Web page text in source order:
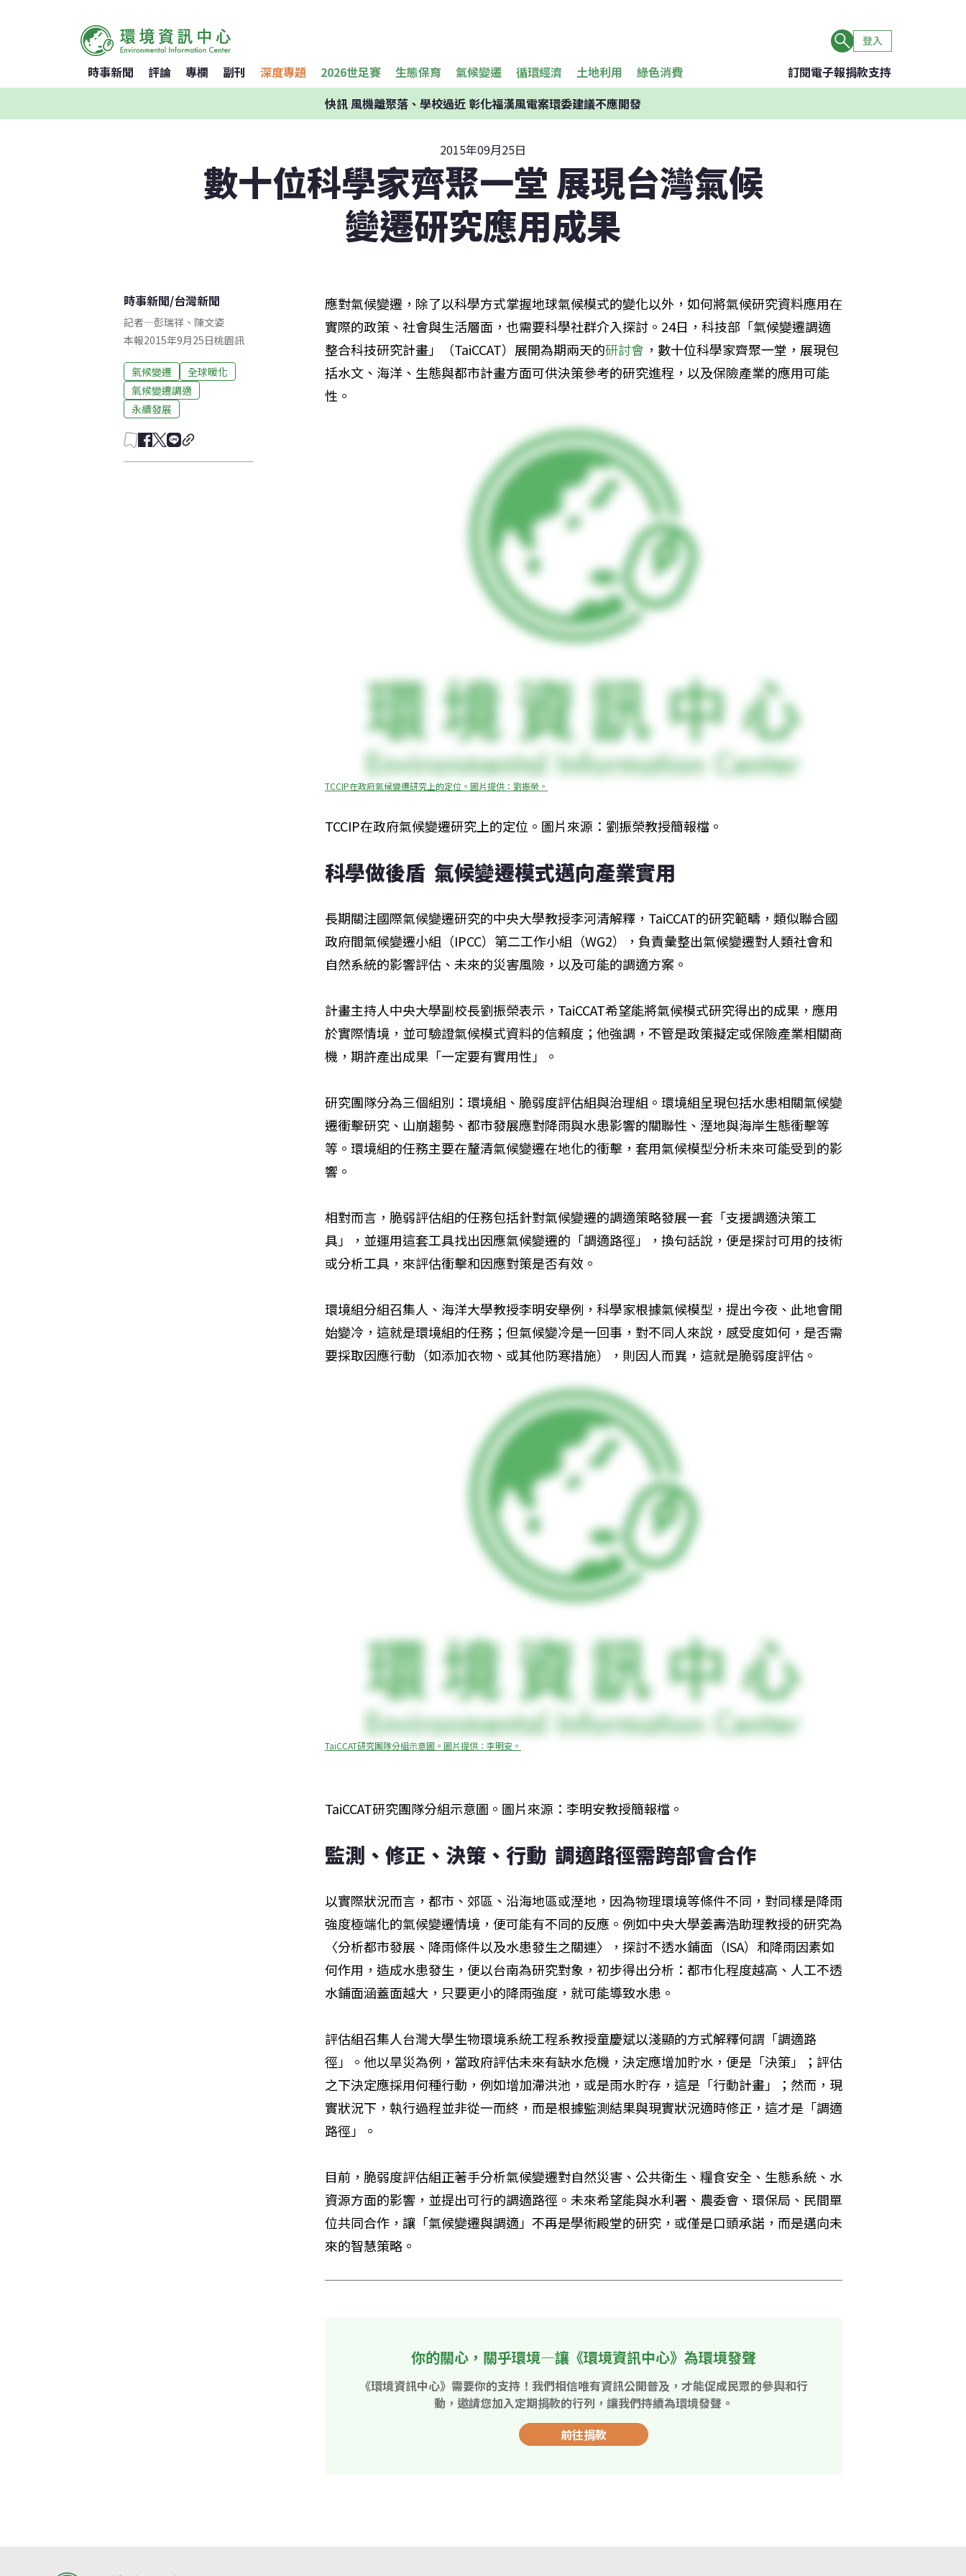
登入
時事新聞 評論 專欄 副刊 深度專題 2026世足賽 生態保育 氣候變遷 循環經濟 土地利用 綠色消費 訂閱電子報捐款支持
快訊風機離聚落、學校過近 彰化福漢風電案環委建議不應開發
2015年09月25日
數十位科學家齊聚一堂 展現台灣氣候
變遷研究應用成果
時事新聞/台灣新聞
記者—彭瑞祥 、 陳文姿
本報2015年9月25日桃園訊
氣候變遷
全球暖化
氣候變遷調適
永續發展
應對氣候變遷，除了以科學方式掌握地球氣候模式的變化以外，如何將氣候研究資料應用在
實際的政策、社會與生活層面，也需要科學社群介入探討。24日，科技部「氣候變遷調適
整合科技研究計畫」（TaiCCAT）展開為期兩天的研討會 ，數十位科學家齊聚一堂，展現包
括水文、海洋、生態與都市計畫方面可供決策參考的研究進程，以及保險產業的應用可能
性。
TCCIP在政府氣候變遷研究上的定位。圖片提供：劉振榮。
TCCIP在政府氣候變遷研究上的定位。圖片來源：劉振榮教授簡報檔。
科學做後盾  氣候變遷模式邁向產業實用
長期關注國際氣候變遷研究的中央大學教授李河清解釋，TaiCCAT的研究範疇，類似聯合國
政府間氣候變遷小組（IPCC）第二工作小組（WG2），負責彙整出氣候變遷對人類社會和
自然系統的影響評估、未來的災害風險，以及可能的調適方案。
計畫主持人中央大學副校長劉振榮表示，TaiCCAT希望能將氣候模式研究得出的成果，應用
於實際情境，並可驗證氣候模式資料的信賴度；他強調，不管是政策擬定或保險產業相關商
機，期許產出成果「一定要有實用性」。
研究團隊分為三個組別：環境組、脆弱度評估組與治理組。環境組呈現包括水患相關氣候變
遷衝擊研究、山崩趨勢、都市發展應對降雨與水患影響的關聯性、溼地與海岸生態衝擊等
等。環境組的任務主要在釐清氣候變遷在地化的衝擊，套用氣候模型分析未來可能受到的影
響。
相對而言，脆弱評估組的任務包括針對氣候變遷的調適策略發展一套「支援調適決策工
具」，並運用這套工具找出因應氣候變遷的「調適路徑」，換句話說，便是探討可用的技術
或分析工具，來評估衝擊和因應對策是否有效。
環境組分組召集人、海洋大學教授李明安舉例，科學家根據氣候模型，提出今夜、此地會開
始變冷，這就是環境組的任務；但氣候變冷是一回事，對不同人來說，感受度如何，是否需
要採取因應行動（如添加衣物、或其他防寒措施），則因人而異，這就是脆弱度評估。
TaiCCAT研究團隊分組示意圖。圖片提供：李明安。
TaiCCAT研究團隊分組示意圖。圖片來源：李明安教授簡報檔。
監測、修正、決策、行動  調適路徑需跨部會合作
以實際狀況而言，都市、郊區、沿海地區或溼地，因為物理環境等條件不同，對同樣是降雨
強度極端化的氣候變遷情境，便可能有不同的反應。例如中央大學姜壽浩助理教授的研究為
〈分析都市發展、降雨條件以及水患發生之關連〉，探討不透水鋪面（ISA）和降雨因素如
何作用，造成水患發生，便以台南為研究對象，初步得出分析：都市化程度越高、人工不透
水鋪面涵蓋面越大，只要更小的降雨強度，就可能導致水患。
評估組召集人台灣大學生物環境系統工程系教授童慶斌以淺顯的方式解釋何謂「調適路
徑」。他以旱災為例，當政府評估未來有缺水危機，決定應增加貯水，便是「決策」；評估
之下決定應採用何種行動，例如增加滯洪池，或是雨水貯存，這是「行動計畫」；然而，現
實狀況下，執行過程並非從一而終，而是根據監測結果與現實狀況適時修正，這才是「調適
路徑」。
目前，脆弱度評估組正著手分析氣候變遷對自然災害、公共衛生、糧食安全、生態系統、水
資源方面的影響，並提出可行的調適路徑。未來希望能與水利署、農委會、環保局、民間單
位共同合作，讓「氣候變遷與調適」不再是學術殿堂的研究，或僅是口頭承諾，而是邁向未
來的智慧策略。
你的關心，關乎環境—讓《環境資訊中心》為環境發聲
《環境資訊中心》需要你的支持！我們相信唯有資訊公開普及，才能促成民眾的參與和行
動，邀請您加入定期捐款的行列，讓我們持續為環境發聲。
前往捐款